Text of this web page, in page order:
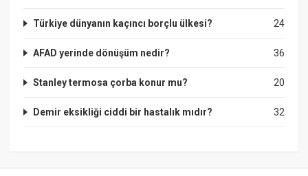
24
Türkiye dünyanın kaçıncı borçlu ülkesi?
36
AFAD yerinde dönüşüm nedir?
20
Stanley termosa çorba konur mu?
32
Demir eksikliği ciddi bir hastalık mıdır?